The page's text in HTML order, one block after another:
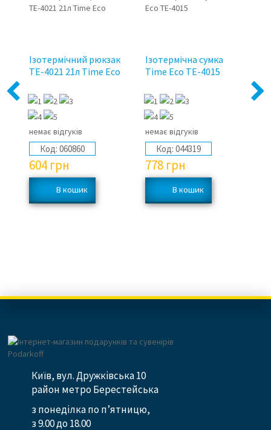
Previous
Ізотермічний рюкзак
TE-4021 21л Time Eco
немає відгуків
Код: 060860
604 грн
Ізотермічна сумка
Time Eco TE-4015
немає відгуків
Код: 044319
778 грн
Next
Київ, вул. Дружківська 10
район метро Берестейська
з понеділка по п’ятницю,
з 9.00 до 18.00